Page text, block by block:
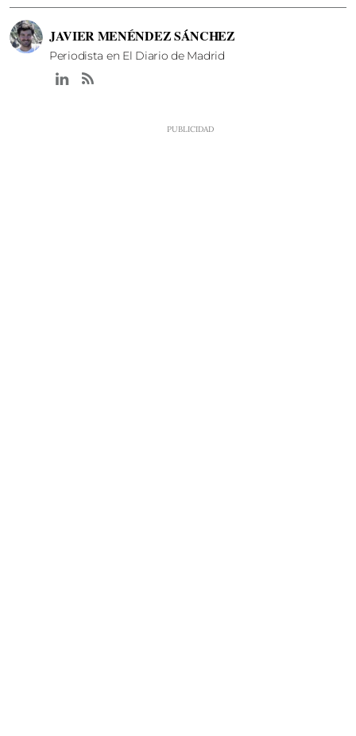
JAVIER MENÉNDEZ SÁNCHEZ
Periodista en El Diario de Madrid